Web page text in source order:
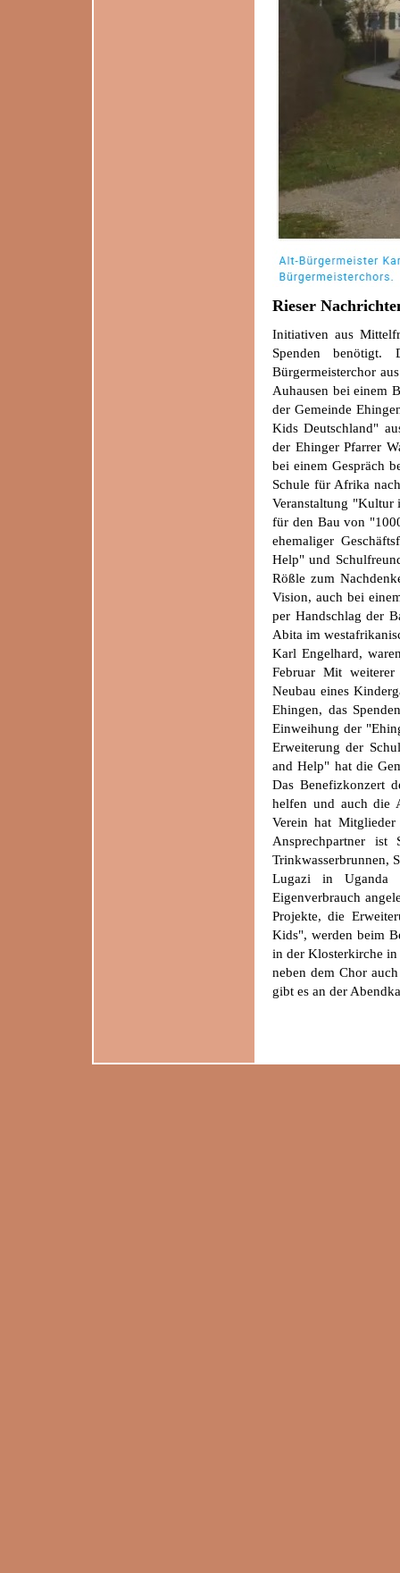
Rieser
Initiativen aus
Spenden
Bürgermeisterchor
Auhausen bei einem
der Gemeinde
Kids Deutschland"
der Ehinger Pfarrer
bei einem Gespräch
Schule für Afrika
Veranstaltung "Kultur
für den Bau von
ehemaliger
Help" und
Rößle zum
Vision, auch bei
per Handschlag der
Abita im
Karl Engelhard,
Februar Mit
Neubau eines
Ehingen, das
Einweihung der
Erweiterung der
and Help" hat die
Das Benefizkonzert
helfen und auch die
Verein hat Mitglieder
Ansprechpartner ist
Trinkwasserbrunnen,
Lugazi in Uganda
Eigenverbrauch
Projekte, die
Kids", werden beim
in der Klosterkirche
neben dem Chor
gibt es an der